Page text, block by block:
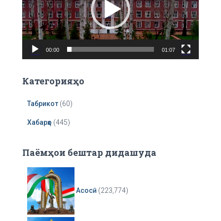
o
P
l
a
00:00 01:07
Категорияҳо
Табрикот (60)
Хабарҳо (445)
Паёмҳои бештар дидашуда
Асосӣ (223,774)